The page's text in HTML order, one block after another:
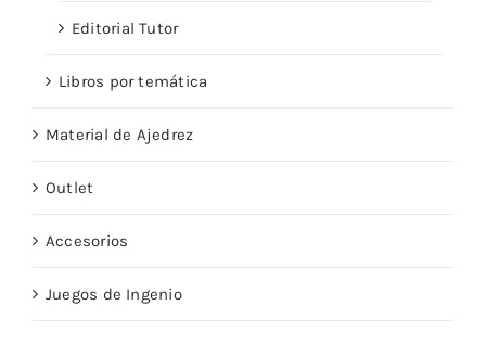
Editorial Tutor
Libros por temática
Material de Ajedrez
Outlet
Accesorios
Juegos de Ingenio